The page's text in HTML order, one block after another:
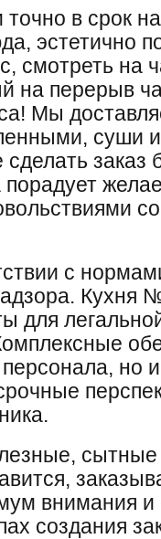
точно в срок
эстетично
смотреть на
на перерыв
Мы
суши
порадует
с
Кухня
для
но
внимания и
создания